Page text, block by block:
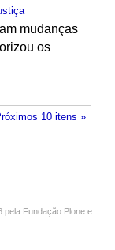
mudanças
os
10 itens »
pela Fundação Plone e